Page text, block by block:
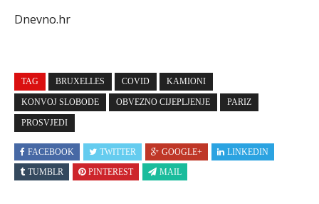
Dnevno.hr
TAG BRUXELLES COVID KAMIONI
KONVOJ SLOBODE OBVEZNO CIJEPLJENJE PARIZ
PROSVJEDI
FACEBOOK TWITTER GOOGLE+
LINKEDIN
TUMBLR
PINTEREST MAIL